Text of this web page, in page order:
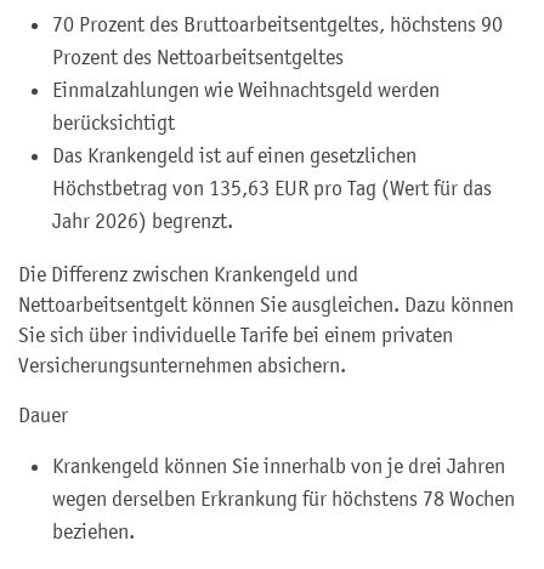
70 Prozent des Bruttoarbeitsentgeltes, höchstens 90
Prozent des Nettoarbeitsentgeltes
Einmalzahlungen wie Weihnachtsgeld werden
berücksichtigt
Das Krankengeld ist auf einen gesetzlichen
Höchstbetrag von 135,63 EUR pro Tag (Wert für das
Jahr 2026) begrenzt.
Die Differenz zwischen Krankengeld und
Nettoarbeitsentgelt können Sie ausgleichen. Dazu können
Sie sich über individuelle Tarife bei einem privaten
Versicherungsunternehmen absichern.
Dauer
Krankengeld können Sie innerhalb von je drei Jahren
wegen derselben Erkrankung für höchstens 78 Wochen
beziehen.